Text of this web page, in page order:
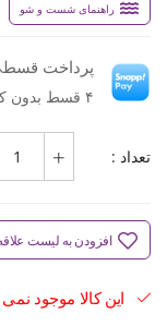
راهنمای شست و شو
پرداخت
۴ قسط بدون کارمزد، ماهانه ۸۷۹٬۵۰۰ تومان
تعداد :
افزودن به لیست
این کالا موجود